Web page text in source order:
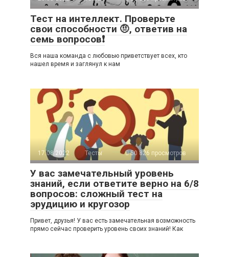
Тест на интеллект. Проверьте
свои способности 🤨, ответив на
семь вопросов❗
Вся наша команда с любовью приветствует всех, кто
нашел время и заглянул к нам
17.08.2022 Тесты 50 826 просмотров
У вас замечательный уровень
знаний, если ответите верно на 6/8
вопросов: сложный тест на
эрудицию и кругозор
Привет, друзья! У вас есть замечательная возможность
прямо сейчас проверить уровень своих знаний! Как